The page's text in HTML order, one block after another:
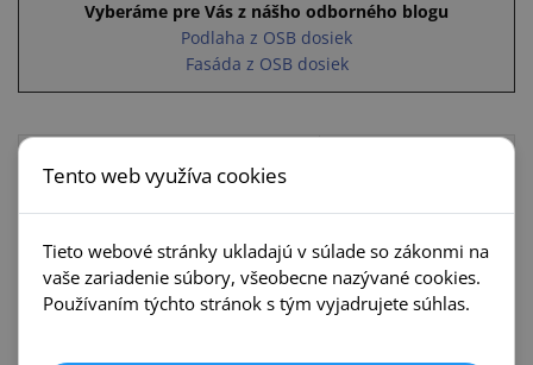
Vyberáme pre Vás z nášho odborného blogu
Podlaha z OSB dosiek
Fasáda z OSB dosiek
Dĺžka: 2500 mm
Plocha: 3,125 m²
Tento web využíva cookies
Tieto webové stránky ukladajú v súlade so zákonmi na
vaše zariadenie súbory, všeobecne nazývané cookies.
Používaním týchto stránok s tým vyjadrujete súhlas.